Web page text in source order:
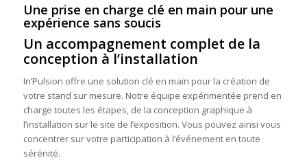
Une prise en charge clé en main pour une
expérience sans soucis
Un accompagnement complet de la
conception à l’installation
In’Pulsion offre une solution clé en main pour la création de
votre stand sur mesure. Notre équipe expérimentée prend en
charge toutes les étapes, de la conception graphique à
l’installation sur le site de l’exposition. Vous pouvez ainsi vous
concentrer sur votre participation à l’événement en toute
sérénité.